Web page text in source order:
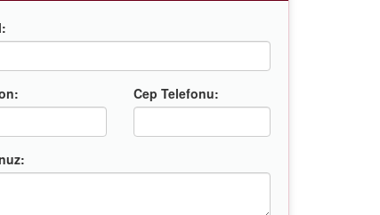
Cep Telefonu: